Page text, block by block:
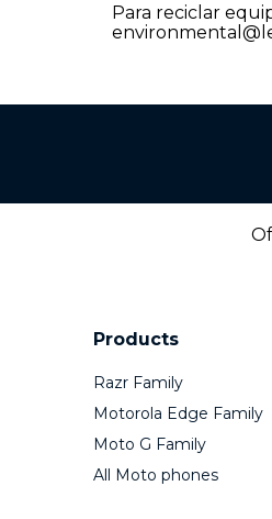
Para reciclar
Products
Razr Family
Motorola Edge Family
Moto G Family
All Moto phones